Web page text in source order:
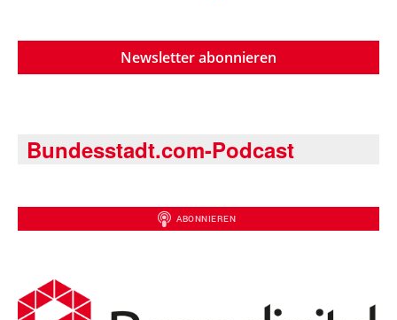
Newsletter abonnieren
Bundesstadt.com-Podcast